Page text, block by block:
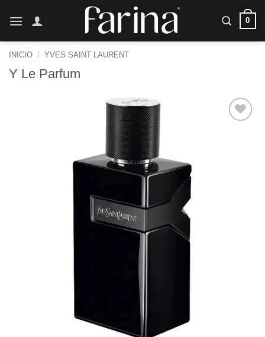
0
INICIO / YVES SAINT LAURENT
Y Le Parfum